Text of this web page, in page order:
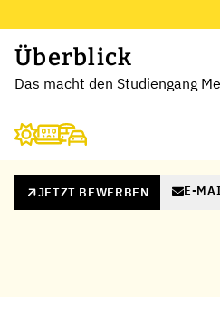
Überblick
Das macht den Studiengang
JETZT BEWERBEN E-